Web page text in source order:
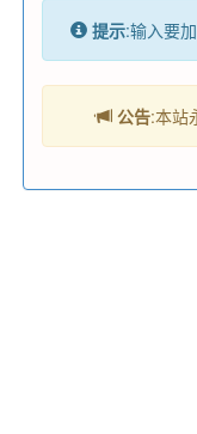
提示:输入要
公告:本站